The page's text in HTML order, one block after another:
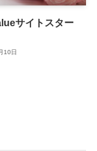
サイトスター
10日